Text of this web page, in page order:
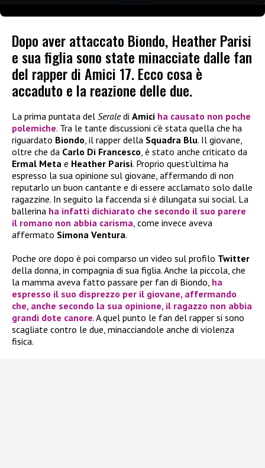
Dopo aver attaccato Biondo, Heather Parisi
e sua figlia sono state minacciate dalle fan
del rapper di Amici 17. Ecco cosa è
accaduto e la reazione delle due.
La prima puntata del Seraledi Amici ha causato non poche
polemiche. Tra le tante discussioni c’è stata quella che ha
riguardato Biondo, il rapper della Squadra Blu. Il giovane,
oltre che da Carlo Di Francesco, è stato anche criticato da
Ermal Meta e Heather Parisi. Proprio quest’ultima ha
espresso la sua opinione sul giovane, affermando di non
reputarlo un buon cantante e di essere acclamato solo dalle
ragazzine. In seguito la faccenda si è dilungata sui social. La
ballerina ha infatti dichiarato che secondo il suo parere
il romano non abbia carisma, come invece aveva
affermato Simona Ventura.
Poche ore dopo è poi comparso un video sul profilo Twitter
della donna, in compagnia di sua figlia. Anche la piccola, che
la mamma aveva fatto passare per fan di Biondo, ha
espresso il suo disprezzo per il giovane, affermando
che, anche secondo la sua opinione, il ragazzo non abbia
grandi dote canore. A quel punto le fan del rapper si sono
scagliate contro le due, minacciandole anche di violenza
fisica.